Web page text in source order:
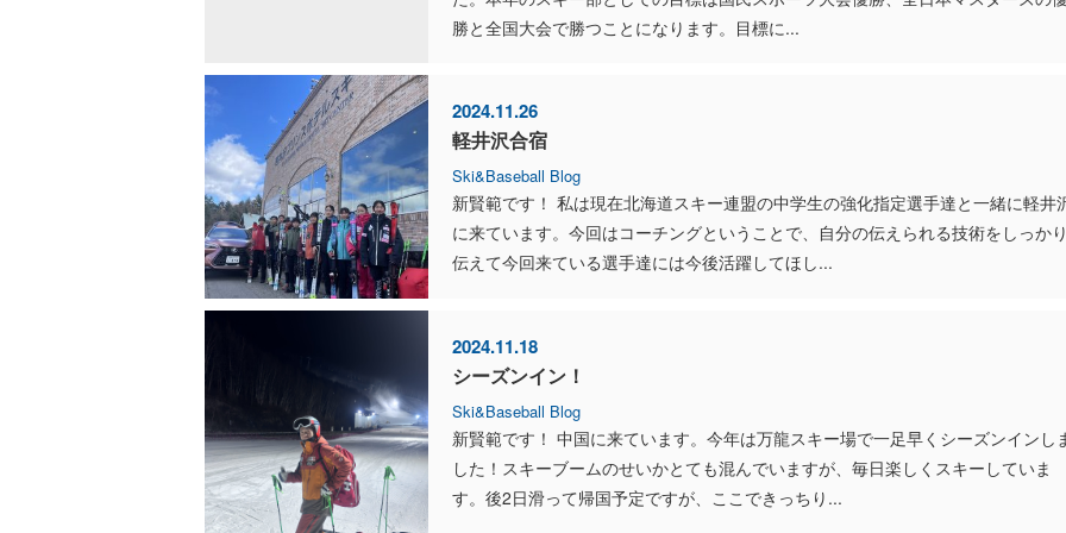
勝と全国大会で勝つことになります。目標に...
2024.11.26
軽井沢合宿
Ski&Baseball Blog
新賢範です！ 私は現在北海道スキー連盟の中学生の強化指定選手達と一緒に軽井
に来ています。今回はコーチングということで、自分の伝えられる技術をしっかり
伝えて今回来ている選手達には今後活躍してほし...
2024.11.18
シーズンイン！
Ski&Baseball Blog
新賢範です！ 中国に来ています。今年は万龍スキー場で一足早くシーズンインし
した！スキーブームのせいかとても混んでいますが、毎日楽しくスキーしていま
す。後2日滑って帰国予定ですが、ここできっちり...